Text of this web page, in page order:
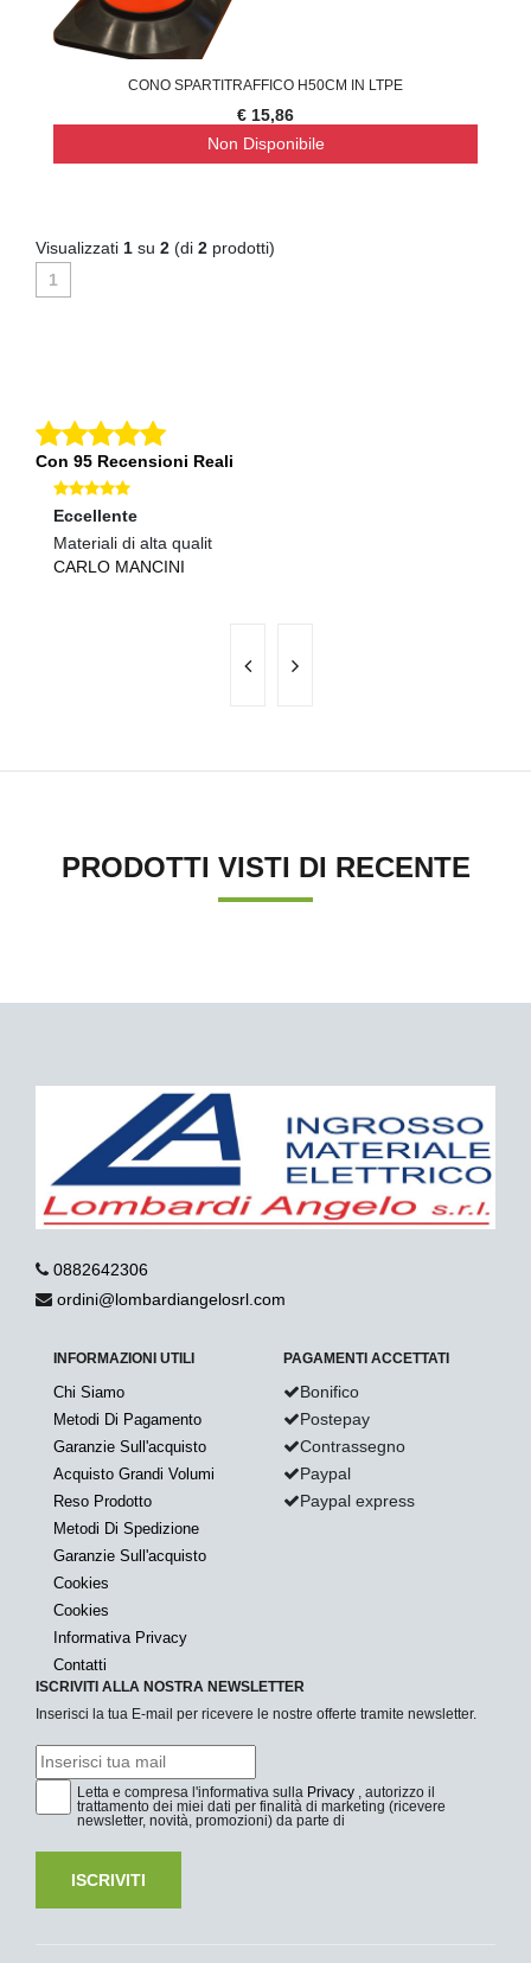
CONO SPARTITRAFFICO H50CM IN LTPE
€ 15,86
Non Disponibile
Visualizzati 1 su 2 (di 2 prodotti)
1
Con 95 Recensioni Reali
Eccellente
Materiali di alta qualit
CARLO MANCINI
PRODOTTI VISTI DI RECENTE
0882642306
ordini@lombardiangelosrl.com
INFORMAZIONI UTILI
Chi Siamo
Metodi Di Pagamento
Garanzie Sull'acquisto
Acquisto Grandi Volumi
Reso Prodotto
Metodi Di Spedizione
Garanzie Sull'acquisto
Cookies
Cookies
Informativa Privacy
Contatti
PAGAMENTI ACCETTATI
Bonifico
Postepay
Contrassegno
Paypal
Paypal express
ISCRIVITI ALLA NOSTRA NEWSLETTER
Inserisci la tua E-mail per ricevere le nostre offerte tramite newsletter.
Letta e compresa l'informativa sulla Privacy , autorizzo il
trattamento dei miei dati per finalità di marketing (ricevere
newsletter, novità, promozioni) da parte di
ISCRIVITI